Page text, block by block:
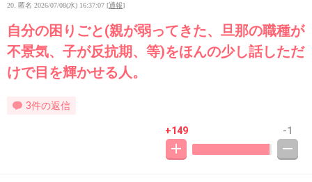
20. 匿名 2026/07/08(水) 16:37:07 [通報]
自分の困りごと(親が弱ってきた、旦那の職種が
不景気、子が反抗期、等)をほんの少し話しただ
けで目を輝かせる人。
3件の返信
+149 -1